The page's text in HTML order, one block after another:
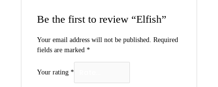
Be the first to review “Elfish”
Your email address will not be published. Required
fields are marked *
Your rating *